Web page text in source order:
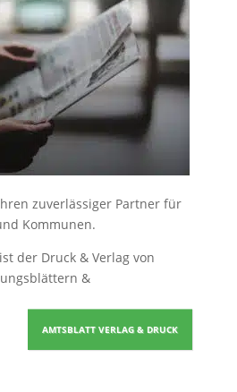
zuverlässiger Partner für
Kommunen.
der Druck & Verlag von
&
AMTSBLATT VERLAG & DRUCK